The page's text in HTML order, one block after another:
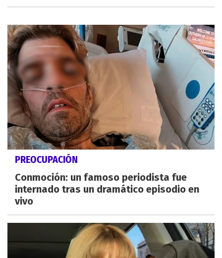
PREOCUPACIÓN
Conmoción: un famoso periodista fue
internado tras un dramático episodio en
vivo